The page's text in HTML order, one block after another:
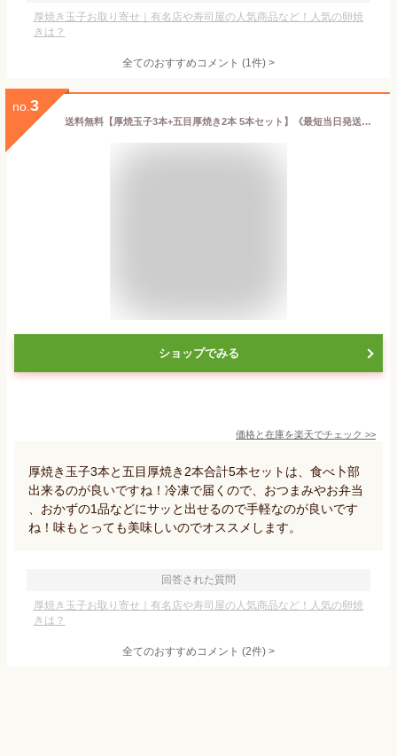
厚焼き玉子お取り寄せ｜有名店や寿司屋の人気商品など！人気の卵焼
きは？
全てのおすすめコメント (1件) >
no. 3
送料無料【厚焼玉子3本+五目厚焼き2本 5本セット】《最短当日発送》1本500g 食べ比べ 冷凍 訳あり 1本あたり860円 お弁当 おかず 新生活 だし巻き卵 厚焼き卵 甘め 自宅用 買い置き 手巻き寿司 おつまみ ストック 仕送り お取り寄せ お徳用 居酒屋メニュー 老舗の味
ショップでみる
価格と在庫を楽天でチェック >>
厚焼き玉子3本と五目厚焼き2本合計5本セットは、食べ卜部
出来るのが良いですね！冷凍で届くので、おつまみやお弁当
、おかずの1品などにサッと出せるので手軽なのが良いです
ね！味もとっても美味しいのでオススメします。
回答された質問
厚焼き玉子お取り寄せ｜有名店や寿司屋の人気商品など！人気の卵焼
きは？
全てのおすすめコメント (2件) >